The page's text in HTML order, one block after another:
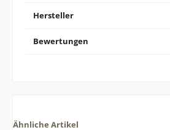
Hersteller
Bewertungen
Ähnliche Artikel